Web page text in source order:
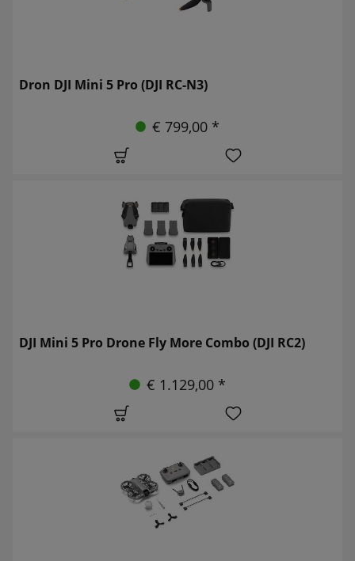
Dron DJI Mini 5 Pro (DJI RC-N3)
€ 799,00 *
DJI Mini 5 Pro Drone Fly More Combo (DJI RC2)
€ 1.129,00 *